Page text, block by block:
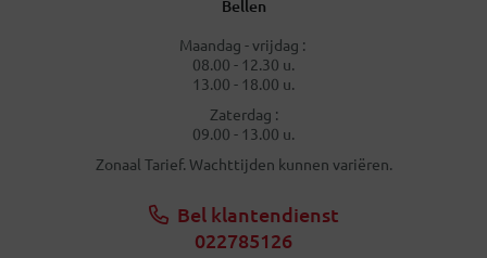
Bellen
Maandag - vrijdag :
08.00 - 12.30 u.
13.00 - 18.00 u.
Zaterdag :
09.00 - 13.00 u.
Zonaal Tarief. Wachttijden kunnen variëren.
Bel klantendienst
022785126